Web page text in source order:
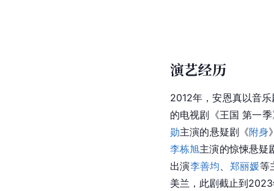
演艺经历
2012年，安恩真以音
的电视剧《王国 第一
勋主演的悬疑剧《附身
李栋旭主演的惊悚悬疑
出演李善均、 郑丽媛等
美兰，此剧截止到